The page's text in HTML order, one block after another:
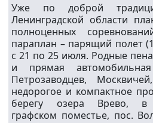
Уже по доброй
Ленинградской области
полноценных
параплан – парящий полет
с 21 по 25 июля. Родные
и прямая
Петрозаводцев,
недорогое и компактное
берегу озера Врево, в
графском поместье, пос.